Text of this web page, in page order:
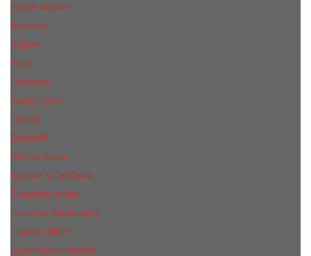
Bruno Banani
Burberry
Bvlgari
Boss
Cacharel
Calvin Klein
Cerruti
Davidoff
Donna Karan
Дольче & Габбана
Elizabeth Arden
Escentric Molecules
Franck Oliver
Gian Marco Venturi